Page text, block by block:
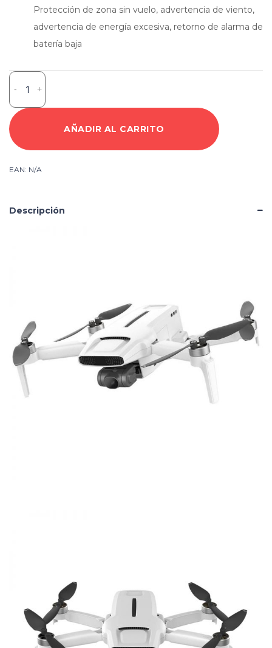
Protección de zona sin vuelo, advertencia de viento,
advertencia de energía excesiva, retorno de alarma de
batería baja
-
FIMI
X8
Mini
Pro
cantidad
+
AÑADIR AL CARRITO
EAN: N/A
Descripción